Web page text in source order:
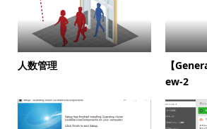
人数管理
【
ew-2